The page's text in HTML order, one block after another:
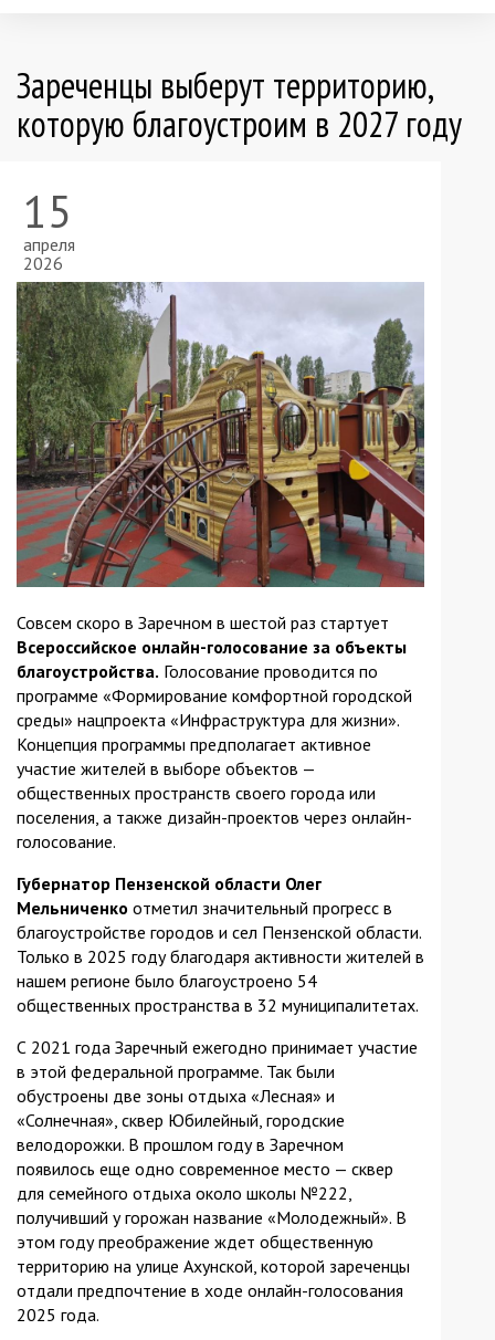
Зареченцы выберут территорию,
которую благоустроим в 2027 году
15
апреля
2026
Совсем скоро в Заречном в шестой раз стартует
Всероссийское онлайн-голосование за объекты
благоустройства. Голосование проводится по
программе «Формирование комфортной городской
среды» нацпроекта «Инфраструктура для жизни».
Концепция программы предполагает активное
участие жителей в выборе объектов —
общественных пространств своего города или
поселения, а также дизайн-проектов через онлайн-
голосование.
Губернатор Пензенской области Олег
Мельниченко отметил значительный прогресс в
благоустройстве городов и сел Пензенской области.
Только в 2025 году благодаря активности жителей в
нашем регионе было благоустроено 54
общественных пространства в 32 муниципалитетах.
С 2021 года Заречный ежегодно принимает участие
в этой федеральной программе. Так были
обустроены две зоны отдыха «Лесная» и
«Солнечная», сквер Юбилейный, городские
велодорожки. В прошлом году в Заречном
появилось еще одно современное место — сквер
для семейного отдыха около школы №222,
получивший у горожан название «Молодежный». В
этом году преображение ждет общественную
территорию на улице Ахунской, которой зареченцы
отдали предпочтение в ходе онлайн-голосования
2025 года.